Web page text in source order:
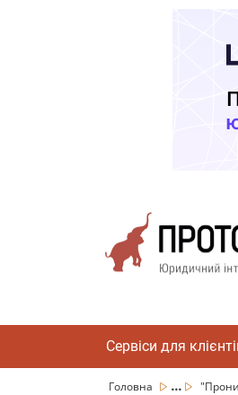
Сервіси для
Головна ...